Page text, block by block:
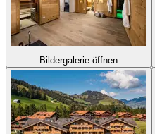
Bildergalerie öffnen